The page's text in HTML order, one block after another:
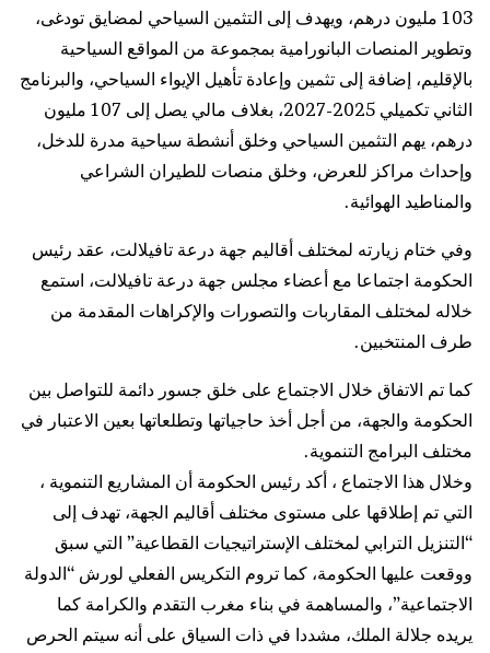
103 مليون درهم، ويهدف إلى التثمين السياحي لمضايق تودغى،
وتطوير المنصات البانورامية بمجموعة من المواقع السياحية
بالإقليم، إضافة إلى تثمين وإعادة تأهيل الإيواء السياحي، والبرنامج
الثاني تكميلي 2025-2027، بغلاف مالي يصل إلى 107 مليون
درهم، يهم التثمين السياحي وخلق أنشطة سياحية مدرة للدخل،
وإحداث مراكز للعرض، وخلق منصات للطيران الشراعي
والمناطيد الهوائية.
وفي ختام زيارته لمختلف أقاليم جهة درعة تافيلالت، عقد رئيس
الحكومة اجتماعا مع أعضاء مجلس جهة درعة تافيلالت، استمع
خلاله لمختلف المقاربات والتصورات والإكراهات المقدمة من
طرف المنتخبين.
كما تم الاتفاق خلال الاجتماع على خلق جسور دائمة للتواصل بين
الحكومة والجهة، من أجل أخذ حاجياتها وتطلعاتها بعين الاعتبار في
مختلف البرامج التنموية.
وخلال هذا الاجتماع ، أكد رئيس الحكومة أن المشاريع التنموية ،
التي تم إطلاقها على مستوى مختلف أقاليم الجهة، تهدف إلى
“التنزيل الترابي لمختلف الإستراتيجيات القطاعية” التي سبق
ووقعت عليها الحكومة، كما تروم التكريس الفعلي لورش “الدولة
الاجتماعية”، والمساهمة في بناء مغرب التقدم والكرامة كما
يريده جلالة الملك، مشددا في ذات السياق على أنه سيتم الحرص